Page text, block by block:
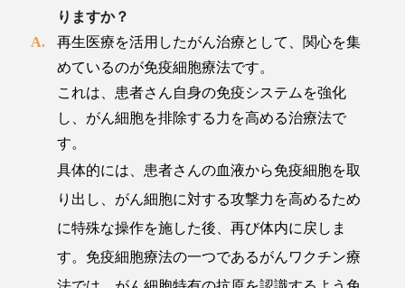
りますか？
再生医療を活用したがん治療として、関心を集
めているのが免疫細胞療法です。
これは、患者さん自身の免疫システムを強化
し、がん細胞を排除する力を高める治療法で
す。
具体的には、患者さんの血液から免疫細胞を取
り出し、がん細胞に対する攻撃力を高めるため
に特殊な操作を施した後、再び体内に戻しま
す。免疫細胞療法の一つであるがんワクチン療